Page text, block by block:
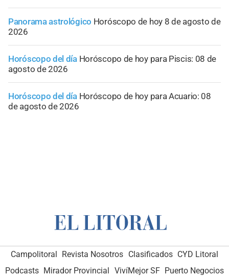
Panorama astrológico Horóscopo de hoy 8 de agosto de
2026
Horóscopo del día Horóscopo de hoy para Piscis: 08 de
agosto de 2026
Horóscopo del día Horóscopo de hoy para Acuario: 08
de agosto de 2026
Campolitoral Revista Nosotros Clasificados CYD Litoral
Podcasts Mirador Provincial VivíMejor SF Puerto Negocios